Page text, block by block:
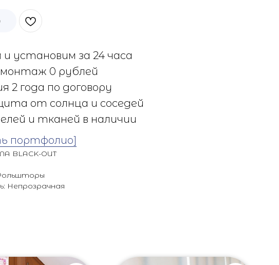
установим за 24 часа
0 рублей
2 года по договору
от солнца и соседей
и тканей в наличии
портфолио]
BLACK-OUT
Непрозрачная